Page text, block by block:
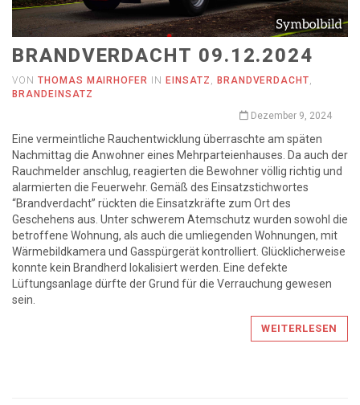
BRANDVERDACHT 09.12.2024
VON THOMAS MAIRHOFER IN EINSATZ , BRANDVERDACHT,
BRANDEINSATZ
Dezember 9, 2024
Eine vermeintliche Rauchentwicklung überraschte am späten
Nachmittag die Anwohner eines Mehrparteienhauses. Da auch der
Rauchmelder anschlug, reagierten die Bewohner völlig richtig und
alarmierten die Feuerwehr. Gemäß des Einsatzstichwortes
“Brandverdacht” rückten die Einsatzkräfte zum Ort des
Geschehens aus. Unter schwerem Atemschutz wurden sowohl die
betroffene Wohnung, als auch die umliegenden Wohnungen, mit
Wärmebildkamera und Gasspürgerät kontrolliert. Glücklicherweise
konnte kein Brandherd lokalisiert werden. Eine defekte
Lüftungsanlage dürfte der Grund für die Verrauchung gewesen
sein.
WEITERLESEN